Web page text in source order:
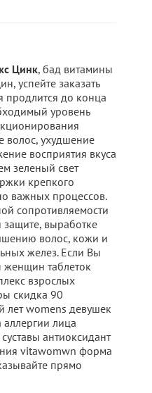
Цинк, бад витамины
успейте заказать
продлится до конца
уровень
волос, ухудшение
восприятия вкуса
зеленый свет
крепкого
важных процессов.
сопротивляемости
выработке
волос, кожи и
желез. Если Вы
женщин таблеток
взрослых
скидка 90
лет womens девушек
аллергии лица
антиоксидант
vitawomwn форма
прямо